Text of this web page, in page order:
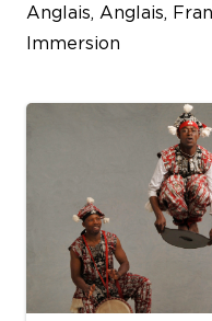
Anglais, Anglais,
Immersion